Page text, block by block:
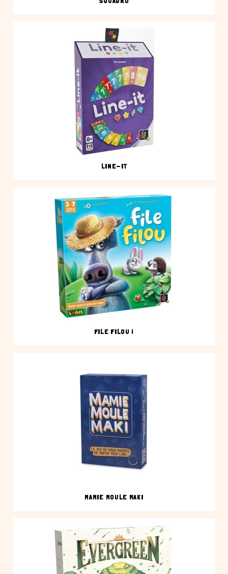
LINE-IT
FILE FILOU !
MAMIE MOULE MAKI